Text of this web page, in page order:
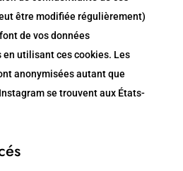
être modifiée régulièrement)
de vos données
utilisant ces cookies. Les
anonymisées autant que
se trouvent aux États-